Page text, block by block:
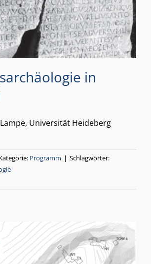
in
Universität Heideberg
Programm | Schlagwörter: